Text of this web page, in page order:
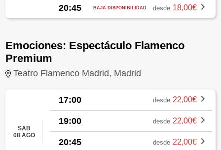
20:45 BAJA DISPONIBILIDAD desde 18,00€
Emociones: Espectáculo Flamenco
Premium
Teatro Flamenco Madrid, Madrid
SAB
08 AGO
17:00 desde 22,00€
19:00 desde 22,00€
20:45 desde 22,00€